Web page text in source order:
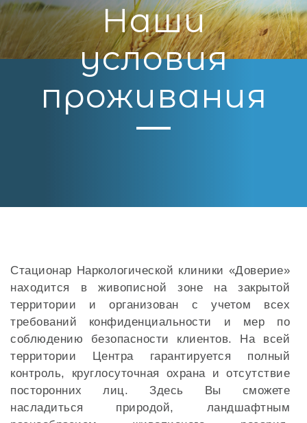
Наши
условия
проживания
Стационар Наркологической клиники «Доверие»
находится в живописной зоне на закрытой
территории и организован с учетом всех
требований конфиденциальности и мер по
соблюдению безопасности клиентов. На всей
территории Центра гарантируется полный
контроль, круглосуточная охрана и отсутствие
посторонних лиц. Здесь Вы сможете
насладиться природой, ландшафтным